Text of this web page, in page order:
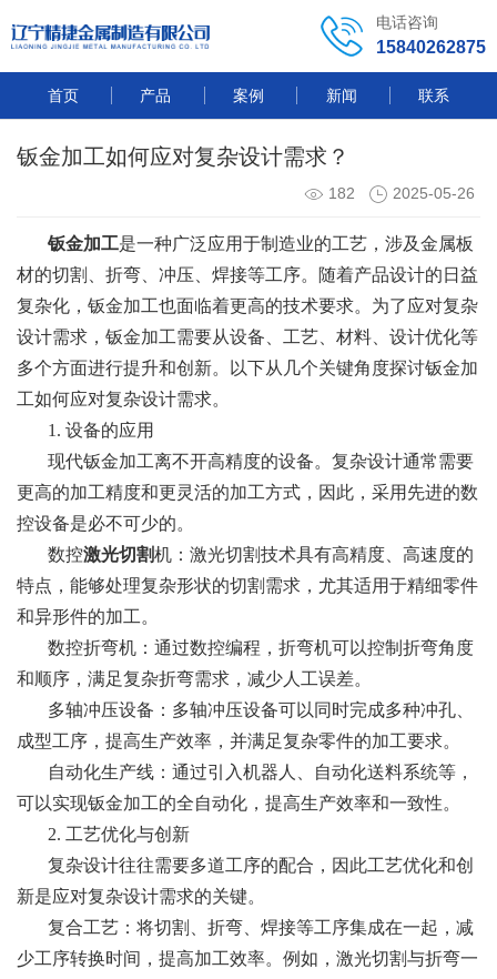
电话咨询
15840262875
首页 产品 案例 新闻 联系
钣金加工如何应对复杂设计需求？
182 2025-05-26
钣金加工是一种广泛应用于制造业的工艺，涉及金属板
材的切割、折弯、冲压、焊接等工序。随着产品设计的日益
复杂化，钣金加工也面临着更高的技术要求。为了应对复杂
设计需求，钣金加工需要从设备、工艺、材料、设计优化等
多个方面进行提升和创新。以下从几个关键角度探讨钣金加
工如何应对复杂设计需求。
1. 设备的应用
现代钣金加工离不开高精度的设备。复杂设计通常需要
更高的加工精度和更灵活的加工方式，因此，采用先进的数
控设备是必不可少的。
数控激光切割机：激光切割技术具有高精度、高速度的
特点，能够处理复杂形状的切割需求，尤其适用于精细零件
和异形件的加工。
数控折弯机：通过数控编程，折弯机可以控制折弯角度
和顺序，满足复杂折弯需求，减少人工误差。
多轴冲压设备：多轴冲压设备可以同时完成多种冲孔、
成型工序，提高生产效率，并满足复杂零件的加工要求。
自动化生产线：通过引入机器人、自动化送料系统等，
可以实现钣金加工的全自动化，提高生产效率和一致性。
2. 工艺优化与创新
复杂设计往往需要多道工序的配合，因此工艺优化和创
新是应对复杂设计需求的关键。
复合工艺：将切割、折弯、焊接等工序集成在一起，减
少工序转换时间，提高加工效率。例如，激光切割与折弯一